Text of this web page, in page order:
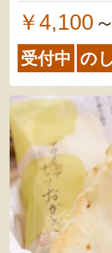
￥4,100 ～
受付中 の